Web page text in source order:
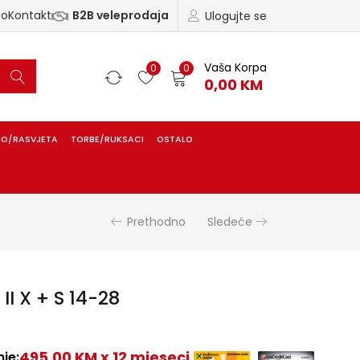
Ulogujte se
Kontakt B2B veleprodaja
0 0 Vaša Korpa
0,00 KM
RASVJETA TORBE/RUKSACI OSTALO
Prethodno Sledeće
X + S 14-28